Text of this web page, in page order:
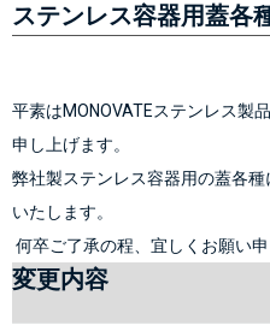
ステンレス容器用蓋各
平素はMONOVATEステンレス製
申し上げます。
弊社製ステンレス容器用の蓋各
いたします。
何卒ご了承の程、宜しくお願い申
変更内容